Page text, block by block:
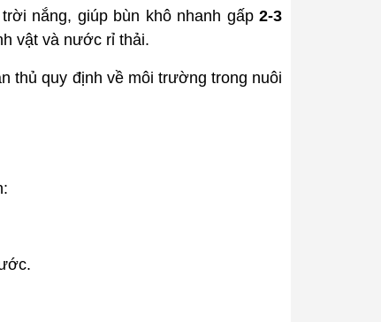
nắng, giúp bùn khô nhanh gấp2-3
vật và nước rỉ thải.
thủ quy định về môi trường trong nuôi